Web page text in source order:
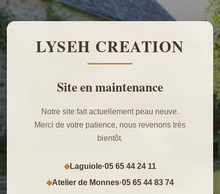
LYSEH CREATION
Site en maintenance
Notre site fait actuellement peau neuve.
Merci de votre patience, nous revenons très
bientôt.
◆Laguiole·05 65 44 24 11
◆Atelier de Monnes·05 65 44 83 74